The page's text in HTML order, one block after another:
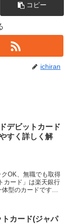
コピー
ichiran
デビットカード
すく詳しく解
OK、無職でも取得
カード」は楽天銀行
型のカードです。
カード(ジャパ